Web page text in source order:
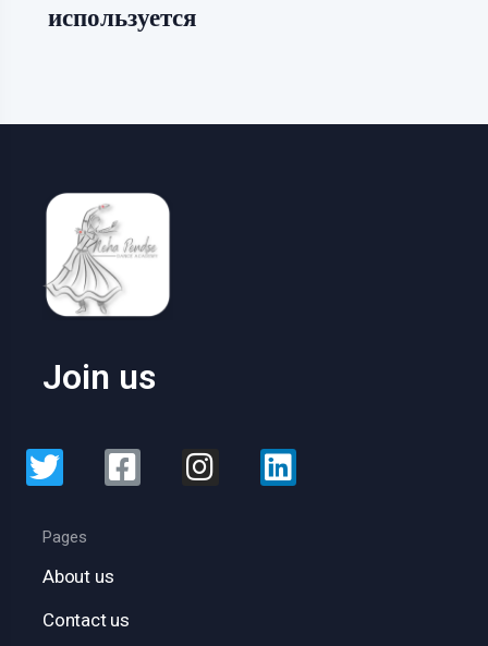
используется
Join us
Pages
About us
Contact us